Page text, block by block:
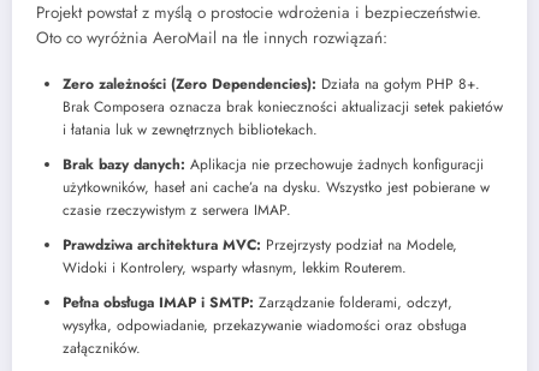
Projekt powstał z myślą o prostocie wdrożenia i bezpieczeństwie.
Oto co wyróżnia AeroMail na tle innych rozwiązań:
Zero zależności (Zero Dependencies): Działa na gołym PHP 8+.
Brak Composera oznacza brak konieczności aktualizacji setek pakietów
i łatania luk w zewnętrznych bibliotekach.
Brak bazy danych: Aplikacja nie przechowuje żadnych konfiguracji
użytkowników, haseł ani cache’a na dysku. Wszystko jest pobierane w
czasie rzeczywistym z serwera IMAP.
Prawdziwa architektura MVC: Przejrzysty podział na Modele,
Widoki i Kontrolery, wsparty własnym, lekkim Routerem.
Pełna obsługa IMAP i SMTP: Zarządzanie folderami, odczyt,
wysyłka, odpowiadanie, przekazywanie wiadomości oraz obsługa
załączników.